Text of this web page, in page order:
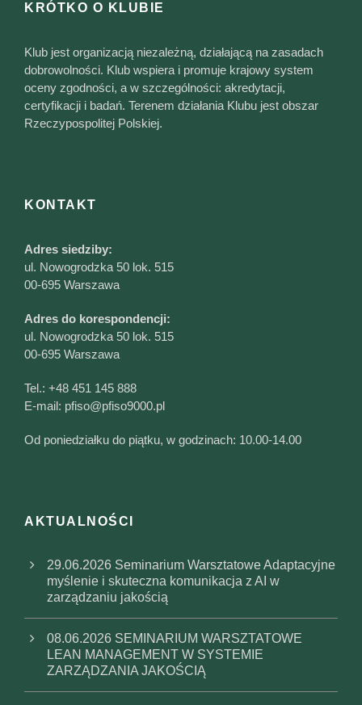
KRÓTKO O KLUBIE
Klub jest organizacją niezależną, działającą na zasadach
dobrowolności. Klub wspiera i promuje krajowy system
oceny zgodności, a w szczególności: akredytacji,
certyfikacji i badań. Terenem działania Klubu jest obszar
Rzeczypospolitej Polskiej.
KONTAKT
Adres siedziby:
ul. Nowogrodzka 50 lok. 515
00-695 Warszawa
Adres do korespondencji:
ul. Nowogrodzka 50 lok. 515
00-695 Warszawa
Tel.: +48 451 145 888
E-mail: pfiso@pfiso9000.pl
Od poniedziałku do piątku, w godzinach: 10.00-14.00
AKTUALNOŚCI
29.06.2026 Seminarium Warsztatowe Adaptacyjne
myślenie i skuteczna komunikacja z AI w
zarządzaniu jakością
08.06.2026 SEMINARIUM WARSZTATOWE
LEAN MANAGEMENT W SYSTEMIE
ZARZĄDZANIA JAKOŚCIĄ